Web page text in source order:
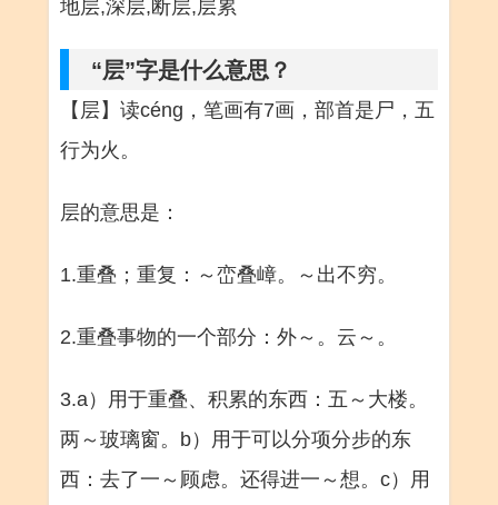
地层,深层,断层,层累
“层”字是什么意思？
【层】读céng，笔画有7画，部首是尸，五
行为火。
层的意思是：
1.重叠；重复：～峦叠嶂。～出不穷。
2.重叠事物的一个部分：外～。云～。
3.a）用于重叠、积累的东西：五～大楼。
两～玻璃窗。b）用于可以分项分步的东
西：去了一～顾虑。还得进一～想。c）用